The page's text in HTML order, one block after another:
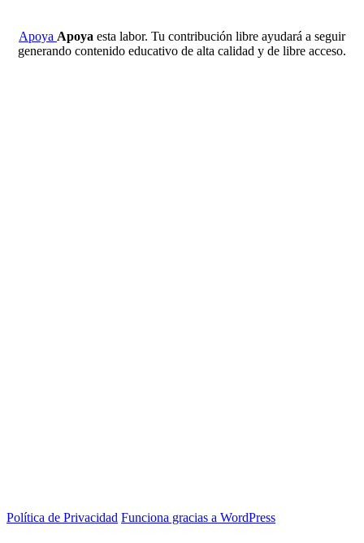
Apoya Apoya esta labor. Tu contribución libre ayudará a seguir
generando contenido educativo de alta calidad y de libre acceso.
Política de Privacidad Funciona gracias a WordPress